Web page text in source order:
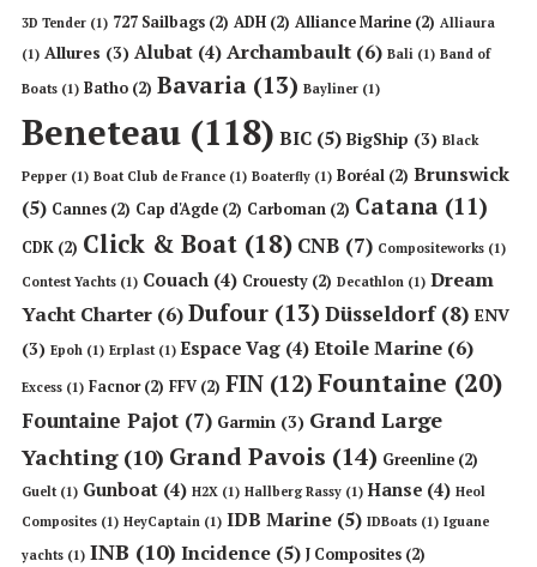
3D Tender (1) 727 Sailbags (2) ADH (2) Alliance Marine (2) Alliaura
(1) Allures (3) Alubat (4) Archambault (6) Bali (1) Band of
Boats (1) Batho (2) Bavaria (13) Bayliner (1)
Beneteau (118) BIC (5) BigShip (3) Black
Pepper (1) Boat Club de France (1) Boaterfly (1) Boréal (2) Brunswick
(5) Cannes (2) Cap d'Agde (2) Carboman (2) Catana (11)
CDK (2) Click & Boat (18) CNB (7) Compositeworks (1)
Contest Yachts (1) Couach (4) Crouesty (2) Decathlon (1) Dream
Yacht Charter (6)Dufour (13) Düsseldorf(8) ENV
(3) Epoh (1) Erplast(1) Espace Vag (4) Etoile Marine (6)
Excess (1) Facnor(2) FFV (2) FIN (12) Fountaine (20)
Fountaine Pajot (7) Garmin (3) Grand Large
Yachting(10) Grand Pavois (14) Greenline (2)
Guelt(1) Gunboat (4) H2X (1) Hallberg Rassy (1) Hanse (4) Heol
Composites (1) HeyCaptain (1) IDB Marine (5) IDBoats (1) Iguane
yachts (1) INB (10) Incidence (5) J Composites (2)